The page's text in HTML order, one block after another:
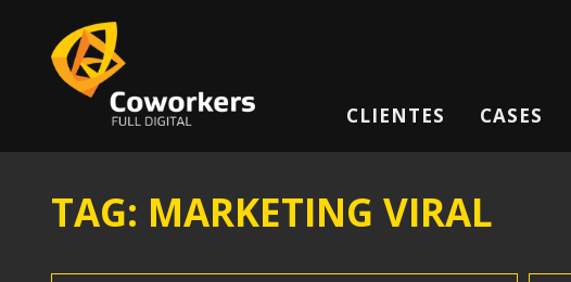
CLIENTES CASES
TAG: MARKETING VIRAL